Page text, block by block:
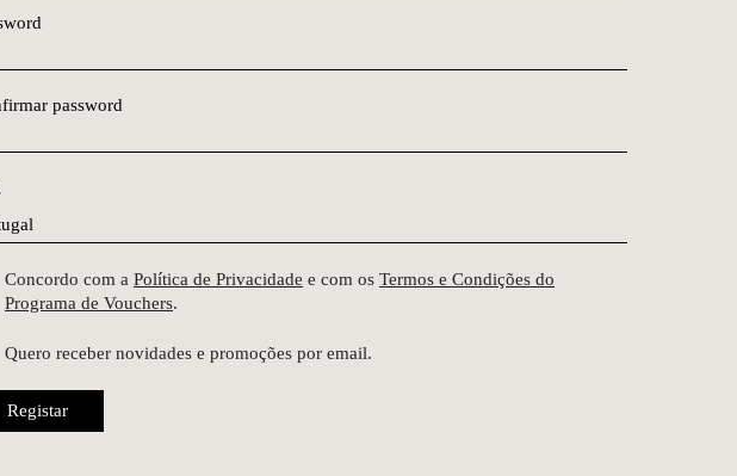
password
Concordo com a Política de Privacidade e com os Termos e Condições do
Programa de Vouchers.
Quero receber novidades e promoções por email.
Registar